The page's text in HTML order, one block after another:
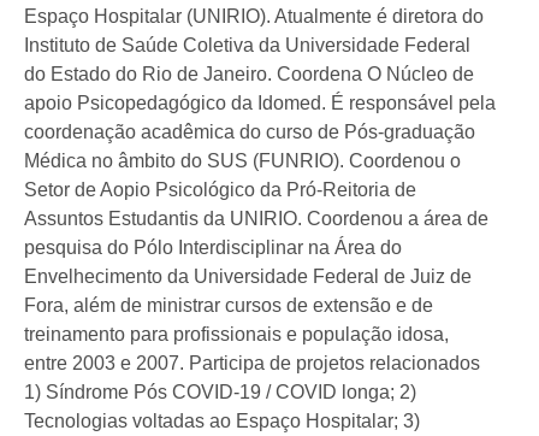
Espaço Hospitalar (UNIRIO). Atualmente é diretora do
Instituto de Saúde Coletiva da Universidade Federal
do Estado do Rio de Janeiro. Coordena O Núcleo de
apoio Psicopedagógico da Idomed. É responsável pela
coordenação acadêmica do curso de Pós-graduação
Médica no âmbito do SUS (FUNRIO). Coordenou o
Setor de Aopio Psicológico da Pró-Reitoria de
Assuntos Estudantis da UNIRIO. Coordenou a área de
pesquisa do Pólo Interdisciplinar na Área do
Envelhecimento da Universidade Federal de Juiz de
Fora, além de ministrar cursos de extensão e de
treinamento para profissionais e população idosa,
entre 2003 e 2007. Participa de projetos relacionados
1) Síndrome Pós COVID-19 / COVID longa; 2)
Tecnologias voltadas ao Espaço Hospitalar; 3)